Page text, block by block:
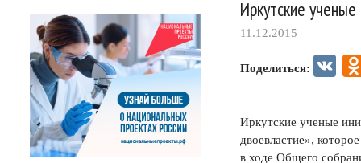
Иркутские
11.12.2015
Поделиться: VK
Иркутские ученые
двоевластие»,
в ходе Общего